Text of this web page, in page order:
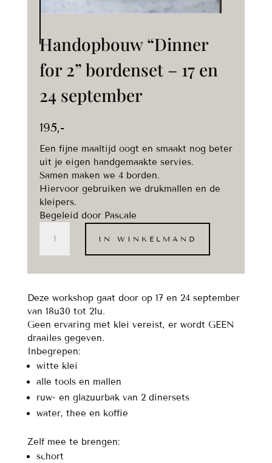
Handopbouw “Dinner
for 2” bordenset – 17 en
24 september
195,-
Een fijne maaltijd oogt en smaakt nog beter
uit je eigen handgemaakte servies.
Samen maken we 4 borden.
Hiervoor gebruiken we drukmallen en de
kleipers.
Begeleid door Pascale
"Dinner
for
-
17
en
24
september
aantal
IN WINKELMAND
Deze workshop gaat door op 17 en 24 september
van 18u30 tot 21u.
Geen ervaring met klei vereist, er wordt GEEN
draailes gegeven.
Inbegrepen:
witte klei
alle tools en mallen
ruw- en glazuurbak van 2 dinersets
water, thee en koffie
Zelf mee te brengen:
schort